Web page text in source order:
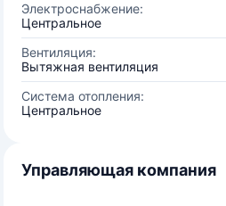
Электроснабжение:
Центральное
Вентиляция:
Вытяжная вентиляция
Система отопления:
Центральное
Управляющая компания